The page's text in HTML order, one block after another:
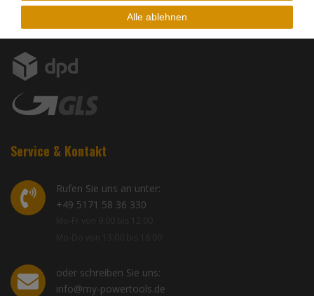
Service & Kontakt
Rufen Sie uns an unter:
+49 5171 58 36 330
oder schreiben Sie uns:
info@my-powertools.de
Alle ablehnen